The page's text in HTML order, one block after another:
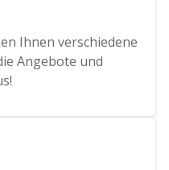
Ihnen verschiedene
Angebote und